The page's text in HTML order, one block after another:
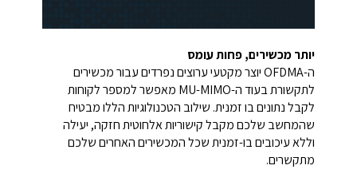
יותר מכשירים, פחות עומס
ה-OFDMA יוצר מקטעי ערוצים נפרדים עבור מכשירים
לתקשורת בעוד ה-MU-MIMO מאפשר למספר לקוחות
לקבל נתונים בו זמנית. שילוב הטכנולוגיות הללו מבטיח
שהמחשב שלכם מקבל קישוריות אלחוטית חזקה, יעילה
וללא עיכובים בו-זמנית שכל המכשירים האחרים שלכם
מתקשרים.